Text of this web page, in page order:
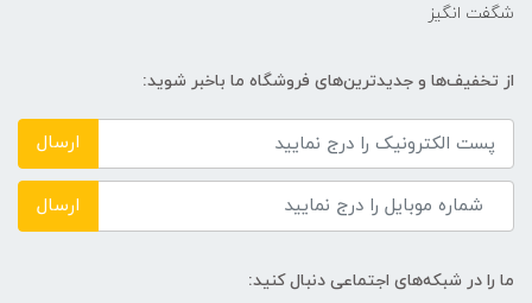
شگفت انگیز
از تخفیف‌ها و جدیدترین‌های فروشگاه ما باخبر شوید:
ارسال
ارسال
ما را در شبکه‌های اجتماعی دنبال کنید: